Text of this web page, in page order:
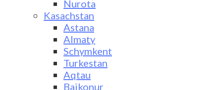
Nurota
Kasachstan
Astana
Almaty
Schymkent
Turkestan
Aqtau
Baikonur